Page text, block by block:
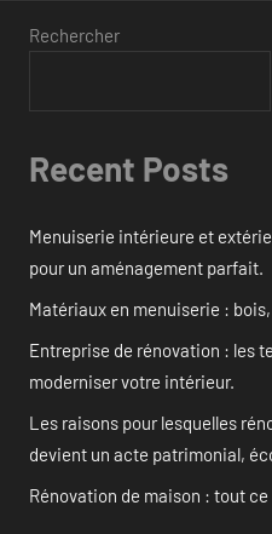
Rechercher
Recent Posts
Menuiserie intérieure et
pour un aménagement parfait.
Matériaux en menuiserie : bois,
Entreprise de rénovation : les
moderniser votre intérieur.
Les raisons pour lesquelles
devient un acte patrimonial,
Rénovation de maison : tout ce